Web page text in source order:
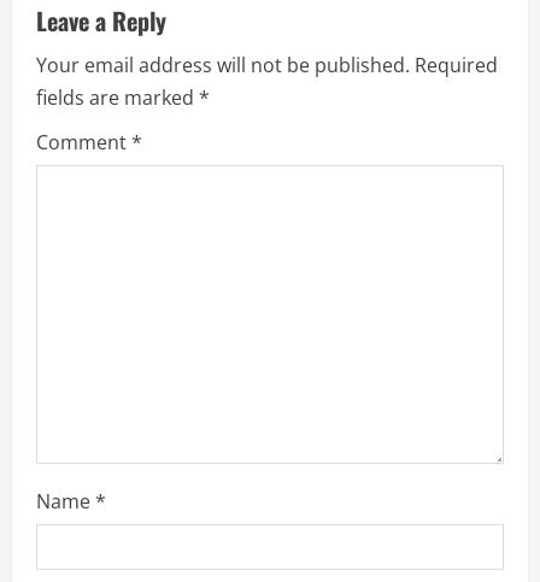
e
R
e
Leave a Reply
Your email address will not be published. Required
fields are marked *
Comment*
Name*